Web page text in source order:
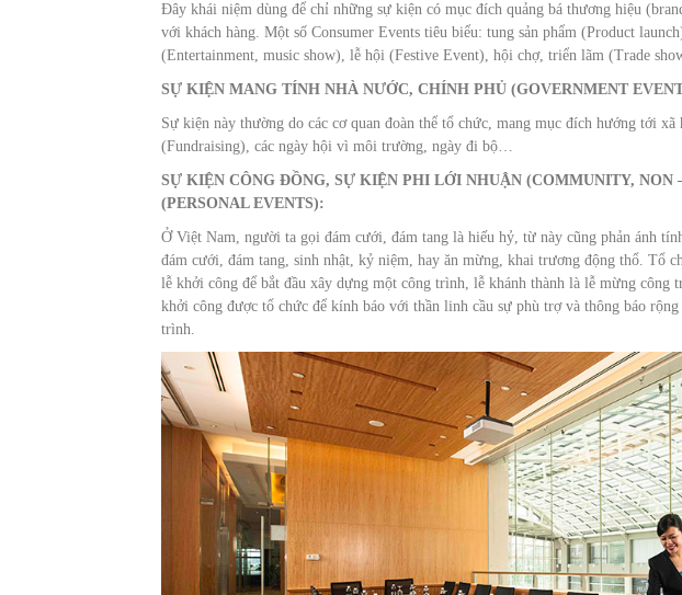
Đây khái niệm dùng để chỉ những sự kiện có mục đích quảng bá thương hiệu
với khách hàng. Một số Consumer Events tiêu biểu: tung sản phẩm (Product
(Entertainment, music show), lễ hội (Festive Event), hội chợ, triển lãm (Trade
SỰ KIỆN MANG TÍNH NHÀ NƯỚC, CHÍNH PHỦ (GOVERNMENT
Sự kiện này thường do các cơ quan đoàn thể tổ chức, mang mục đích hướng tới
(Fundraising), các ngày hội vì môi trường, ngày đi bộ…
SỰ KIỆN CÔNG ĐỒNG, SỰ KIỆN PHI LỚI NHUẬN (COMMUNITY, NON
(PERSONAL EVENTS):
Ở Việt Nam, người ta gọi đám cưới, đám tang là hiếu hỷ, từ này cũng phản ánh
đám cưới, đám tang, sinh nhật, kỷ niệm, hay ăn mừng, khai trương động thổ. Tổ
lễ khởi công để bắt đầu xây dựng một công trình, lễ khánh thành là lễ mừng công
khởi công được tổ chức để kính báo với thần linh cầu sự phù trợ và thông báo
trình.